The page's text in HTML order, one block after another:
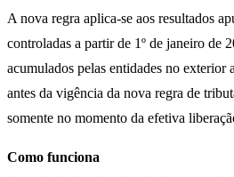
A nova regra aplica-se aos resultados
controladas a partir de 1º de janeiro de
acumulados pelas entidades no exterior
antes da vigência da nova regra de
somente no momento da efetiva
Como funciona